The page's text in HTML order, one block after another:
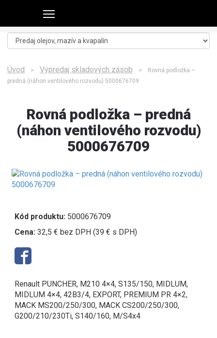
Úvod > Výpredaj skladových zásob > Rovná podložka –
predná (náhon ventilového rozvodu) 5000676709
Rovná podložka – predná
(náhon ventilového rozvodu)
5000676709
Kód produktu: 5000676709
Cena: 32,5 € bez DPH (39 € s DPH)
Renault PUNCHER, M210 4×4, S135/150, MIDLUM,
MIDLUM 4×4, 42B3/4, EXPORT, PREMIUM PR 4×2,
MACK MS200/250/300, MACK CS200/250/300,
G200/210/230Ti, S140/160, M/S4x4